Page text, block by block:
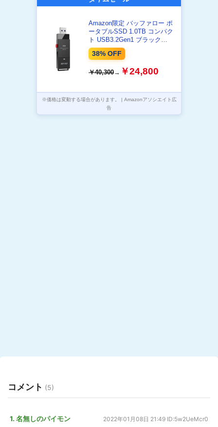
Amazon限定 バッファロー ポ
ータブルSSD 1.0TB コンパク
ト USB3.2Gen1 ブラック
SSD-PUT1.0U3-B/N
38% OFF
￥40,300→ ￥24,800
※価格は変動する場合があります。 | Amazonアソシエイト広
告
コメント (5)
1. 名無しのパイモン 2022年01月08日 21:49 ID:5w2UeMcr0